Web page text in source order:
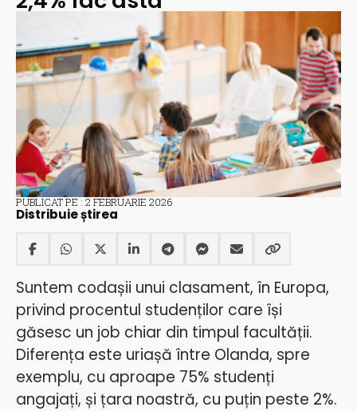
PUBLICAT PE : 2 FEBRUARIE 2026
Distribuie știrea
Suntem codașii unui clasament, în Europa,
privind procentul studenților care își
găsesc un job chiar din timpul facultății.
Diferența este uriașă între Olanda, spre
exemplu, cu aproape 75% studenți
angajați, și țara noastră, cu puțin peste 2%.